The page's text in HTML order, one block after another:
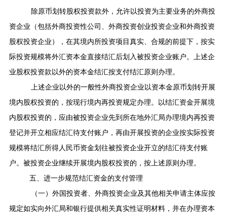
除原币划转股权投资款外，允许以投资为主要业务的外商投
资企业（包括外商投资性公司、外商投资创业投资企业和外商投资
股权投资企业），在其境内所投资项目真实、合规的前提下，按实
际投资规模将外汇资本金直接结汇后划入被投资企业账户。上述企
业股权投资款以外的资本金结汇按支付结汇原则办理。
上述企业以外的一般性外商投资企业以资本金原币划转开展
境内股权投资的，按现行境内再投资规定办理。以结汇资金开展境
内股权投资的，应由被投资企业先到所在地外汇局办理境内再投资
登记并开立相应结汇待支付账户，再由开展投资的企业按实际投资
规模将结汇所得人民币资金划往被投资企业开立的结汇待支付账
户。被投资企业继续开展境内股权投资的，按上述原则办理。
五、进一步规范结汇资金的支付管理
（一）外国投资者、外商投资企业及其他相关申请主体应按
规定如实向外汇局和银行提供相关真实性证明材料，并在办理资本